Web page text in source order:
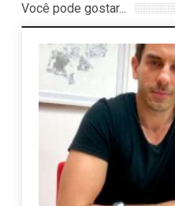
Você pode gostar...